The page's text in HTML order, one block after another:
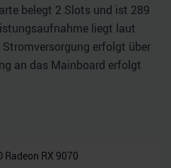
belegt 2 Slots und ist 289
liegt laut
erfolgt über
an das Mainboard erfolgt
Radeon RX 9070